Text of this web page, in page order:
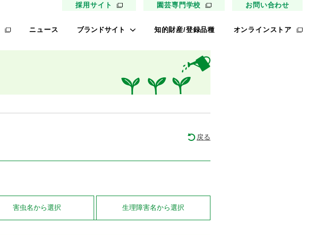
採用サイト 園芸専門学校 お問い合わせ
ニュース ブランドサイト 知的財産/登録品種 オンラインストア
戻る
害虫名から選択 生理障害名から選択